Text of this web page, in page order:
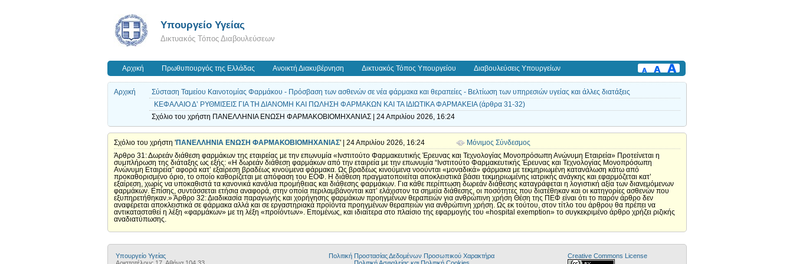
Υπουργείο Υγείας
Δικτυακός Τόπος Διαβουλεύσεων
Αρχική Πρωθυπουργός της Ελλάδας Ανοικτή Διακυβέρνηση Δικτυακός Τόπος Υπουργείου Διαβουλεύσεις Υπουργείων
Αρχική
Σύσταση Ταμείου Καινοτομίας Φαρμάκου - Πρόσβαση των ασθενών σε νέα φάρμακα και θεραπείες - Βελτίωση των υπηρεσιών υγείας και άλλες διατάξεις
ΚΕΦΑΛΑΙΟ Δ’ ΡΥΘΜΙΣΕΙΣ ΓΙΑ ΤΗ ΔΙΑΝΟΜΗ ΚΑΙ ΠΩΛΗΣΗ ΦΑΡΜΑΚΩΝ ΚΑΙ ΤΑ ΙΔΙΩΤΙΚΑ ΦΑΡΜΑΚΕΙΑ (άρθρα 31-32)
Σχόλιο του χρήστη ΠΑΝΕΛΛΗΝΙΑ ΕΝΩΣΗ ΦΑΡΜΑΚΟΒΙΟΜΗΧΑΝΙΑΣ | 24 Απριλίου 2026, 16:24
Σχόλιο του χρήστη 'ΠΑΝΕΛΛΗΝΙΑ ΕΝΩΣΗ ΦΑΡΜΑΚΟΒΙΟΜΗΧΑΝΙΑΣ' | 24 Απριλίου 2026, 16:24
Μόνιμος Σύνδεσμος
Άρθρο 31: Δωρεάν διάθεση φαρμάκων της εταιρείας με την επωνυμία «Ινστιτούτο Φαρμακευτικής Έρευνας και Τεχνολογίας Μονοπρόσωπη Ανώνυμη Εταιρεία» Προτείνεται η
συμπλήρωση της διάταξης ως εξής: «Η δωρεάν διάθεση φαρμάκων από την εταιρεία με την επωνυμία “Ινστιτούτο Φαρμακευτικής Έρευνας και Τεχνολογίας Μονοπρόσωπη
Ανώνυμη Εταιρεία” αφορά κατ’ εξαίρεση βραδέως κινούμενα φάρμακα. Ως βραδέως κινούμενα νοούνται «μοναδικά» φάρμακα με τεκμηριωμένη κατανάλωση κάτω από
προκαθορισμένο όριο, το οποίο καθορίζεται με απόφαση του ΕΟΦ. Η διάθεση πραγματοποιείται αποκλειστικά βάσει τεκμηριωμένης ιατρικής ανάγκης και εφαρμόζεται κατ’
εξαίρεση, χωρίς να υποκαθιστά τα κανονικά κανάλια προμήθειας και διάθεσης φαρμάκων. Για κάθε περίπτωση δωρεάν διάθεσης καταγράφεται η λογιστική αξία των διανεμόμενων
φαρμάκων. Επίσης, συντάσσεται ετήσια αναφορά, στην οποία περιλαμβάνονται κατ’ ελάχιστον τα σημεία διάθεσης, οι ποσότητες που διατέθηκαν και οι κατηγορίες ασθενών που
εξυπηρετήθηκαν.» Άρθρο 32: Διαδικασία παραγωγής και χορήγησης φαρμάκων προηγμένων θεραπειών για ανθρώπινη χρήση Θέση της ΠΕΦ είναι ότι το παρόν άρθρο δεν
αναφέρεται αποκλειστικά σε φάρμακα αλλά και σε εργαστηριακά προϊόντα προηγμένων θεραπειών για ανθρώπινη χρήση. Ως εκ τούτου, στον τίτλο του άρθρου θα πρέπει να
αντικατασταθεί η λέξη «φαρμάκων» με τη λέξη «προϊόντων». Επομένως, και ιδιαίτερα στο πλαίσιο της εφαρμογής του «hospital exemption» το συγκεκριμένο άρθρο χρήζει ριζικής
αναδιατύπωσης.
Υπουργείο Υγείας
Πολιτική Προστασίας Δεδομένων Προσωπικού Χαρακτήρα
Creative Commons License